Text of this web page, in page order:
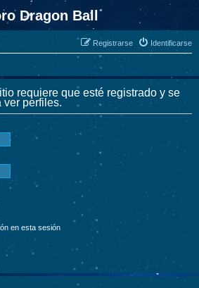
Dragon Ball
Identificarse
Registrarse
requiere que esté registrado y se
ver perfiles.
en esta sesión